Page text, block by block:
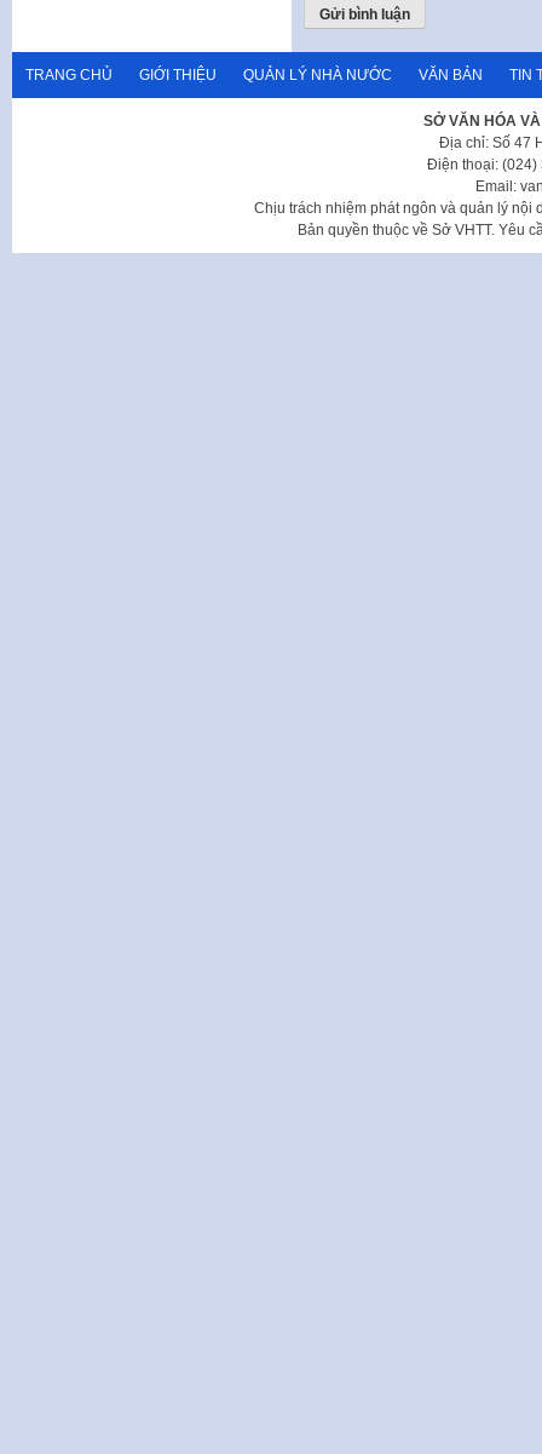
TRANG CHỦ GIỚI THIỆU QUẢN LÝ NHÀ NƯỚC VĂN BẢN TIN
SỞ VĂN HÓA
Địa chỉ: Số 47
Điện thoại: (024)
Email:
Chịu trách nhiệm phát ngôn và quản lý nội
Bản quyền thuộc về Sở VHTT. Yêu